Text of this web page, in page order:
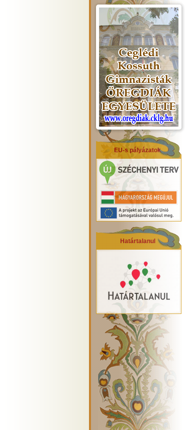
EU-s pályázatok
Határtalanul